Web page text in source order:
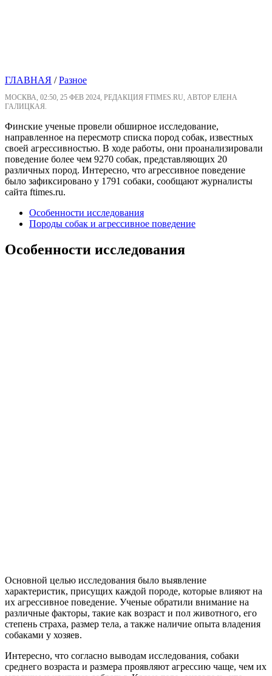
ГЛАВНАЯ /Разное
МОСКВА, 02:50, 25 ФЕВ 2024, РЕДАКЦИЯ FTIMES.RU, АВТОР ЕЛЕНА
ГАЛИЦКАЯ.
Финские ученые провели обширное исследование,
направленное на пересмотр списка пород собак, известных
своей агрессивностью. В ходе работы, они проанализировали
поведение более чем 9270 собак, представляющих 20
различных пород. Интересно, что агрессивное поведение
было зафиксировано у 1791 собаки, сообщают журналисты
сайта ftimes.ru.
Особенности исследования
Породы собак и агрессивное поведение
Особенности исследования
Основной целью исследования было выявление
характеристик, присущих каждой породе, которые влияют на
их агрессивное поведение. Ученые обратили внимание на
различные факторы, такие как возраст и пол животного, его
степень страха, размер тела, а также наличие опыта владения
собаками у хозяев.
Интересно, что согласно выводам исследования, собаки
среднего возраста и размера проявляют агрессию чаще, чем их